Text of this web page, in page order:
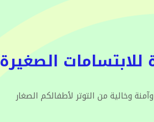
للابتسامات الصغيرة
وخالية من التوتر لأطفالكم الصغار